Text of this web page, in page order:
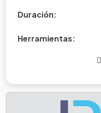
deben contar con la
procesamiento y salida
Duración:
Herramientas: